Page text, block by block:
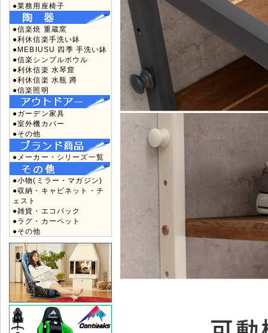
●業務用座椅子
●信楽焼 重蔵窯
●利休信楽手洗い鉢
●MEBIUSU 四季 手洗い鉢
●信楽シンプルボウル
●利休信楽 水琴窟
●利休信楽 水瓶 蹲
●信楽照明
●ガーデン家具
●室外機カバー
●その他
●メーカー・シリーズ一覧
●小物(ミラー・マガジン)
●収納・キャビネット・チ
ェスト
●雑貨・エコバック
●ラグ・カーペット
●その他